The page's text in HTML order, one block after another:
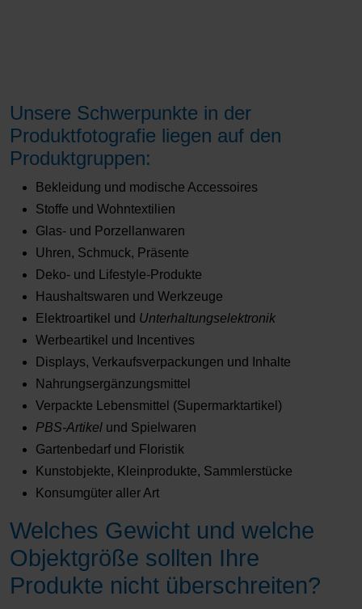
Unsere Schwerpunkte in der
Produktfotografie liegen auf den
Produktgruppen:
Bekleidung und modische Accessoires
Stoffe und Wohntextilien
Glas- und Porzellanwaren
Uhren, Schmuck, Präsente
Deko- und Lifestyle-Produkte
Haushaltswaren und Werkzeuge
Elektroartikel und Unterhaltungselektronik
Werbeartikel und Incentives
Displays, Verkaufsverpackungen und Inhalte
Nahrungsergänzungsmittel
Verpackte Lebensmittel (Supermarktartikel)
PBS-Artikel und Spielwaren
Gartenbedarf und Floristik
Kunstobjekte, Kleinprodukte, Sammlerstücke
Konsumgüter aller Art
Welches Gewicht und welche
Objektgröße sollten Ihre
Produkte nicht überschreiten?